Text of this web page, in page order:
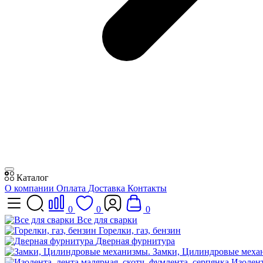
Каталог
О компании Оплата Доставка Контакты
0 0
0
Все для сварки
Горелки, газ, бензин
Дверная фурнитура
Замки, Цилиндровые